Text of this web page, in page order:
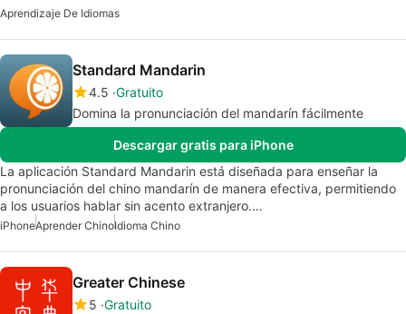
Aprendizaje De Idiomas
Standard Mandarin
4.5 Gratuito
Domina la pronunciación del mandarín fácilmente
Descargar gratis para iPhone
La aplicación Standard Mandarin está diseñada para enseñar la
pronunciación del chino mandarín de manera efectiva, permitiendo
a los usuarios hablar sin acento extranjero.…
iPhoneAprender ChinoIdioma Chino
Greater Chinese
5 Gratuito